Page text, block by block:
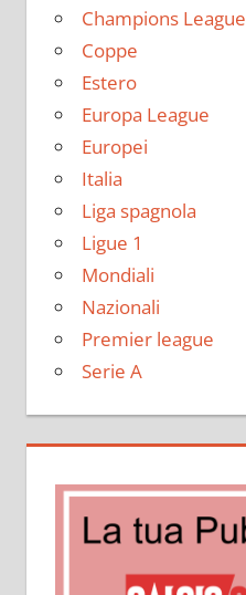
Champions League
Coppe
Estero
Europa League
Europei
Italia
Liga spagnola
Ligue 1
Mondiali
Nazionali
Premier league
Serie A